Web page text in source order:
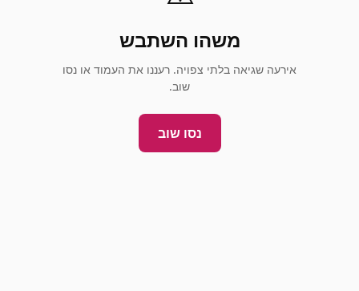
משהו השתבש
אירעה שגיאה בלתי צפויה. רעננו את העמוד או נסו
שוב.
נסו שוב